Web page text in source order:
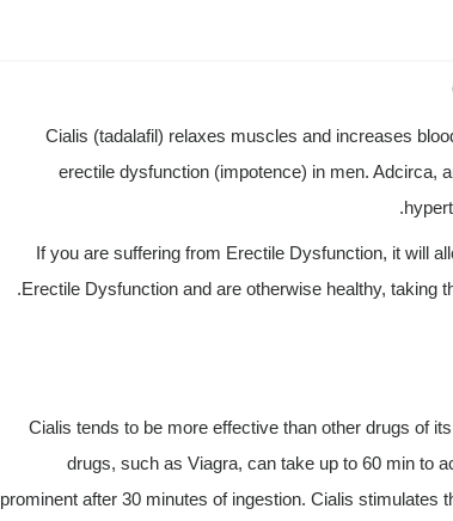
Cialis (tadalafil) relaxes muscles and increases
erectile dysfunction (impotence) in men. Adcirca,
If you are suffering from Erectile Dysfunction, it will
Erectile Dysfunction and are otherwise healthy, taking
Cialis tends to be more effective than other drugs of
drugs, such as Viagra, can take up to 60 min to
prominent after 30 minutes of ingestion. Cialis